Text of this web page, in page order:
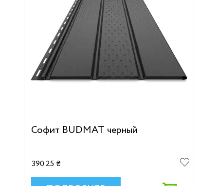
Софит BUDMAT черный
390.25 ₴